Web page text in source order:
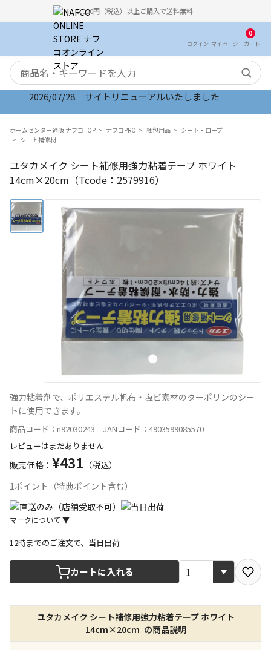
5,000円（税込）以上ご購入で送料無料
ログイン マイ ページ
0
カート
検索キーワード
2026/07/28 サイトリニューアルいたしました
ホームセンター通販 ナフコTOP ナフコPRO 梱包用品
シート・ロープ
シート補修材
ユタカメイク シート補修用強力粘着テープ ホワイト
14cm×20cm（Tcode：2579916）
強力粘着剤で、ポリエステル帆布・塩ビ素材のターポリンのシー
トに使用できます。
商品コード：n92030243 JANコード：4903599085570
レビューはまだありません
販売価格： ¥431 （税込）
1ポイント（特典ポイント含む）
マークについて ▼
宅配や店舗受取を選択できる商品です
店舗のみで受取できる商品です（宅配便でのお届けが
できません）
※同時購入の商品は、全て同じ店舗での受取となりま
す
12時までのご注文で、当日出荷
カートに入れる
ユタカメイク シート補修用強力粘着テープ ホワイト
14cm×20cm の商品説明